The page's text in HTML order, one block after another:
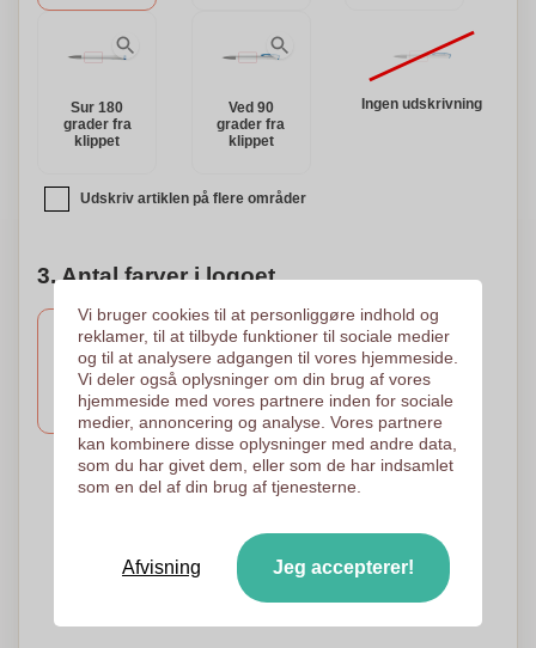
Sur 180
grader fra
klippet
Ved 90
grader fra
klippet
Ingen udskrivning
Udskriv artiklen på flere områder
3. Antal farver i logoet
1 Farve
Tryk i serigrafi
45 x 25 mm
2 Farver
Tryk i serigrafi
45 x 25 mm
3 Farver
45 x 25 mm
4 Farver
Hjælp mig med at vælge
Vi bruger cookies til at personliggøre indhold og
reklamer, til at tilbyde funktioner til sociale medier
og til at analysere adgangen til vores hjemmeside.
Vi deler også oplysninger om din brug af vores
hjemmeside med vores partnere inden for sociale
medier, annoncering og analyse. Vores partnere
kan kombinere disse oplysninger med andre data,
som du har givet dem, eller som de har indsamlet
som en del af din brug af tjenesterne.
Afvisning Jeg accepterer!